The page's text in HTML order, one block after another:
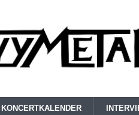
KONCERTKALENDER